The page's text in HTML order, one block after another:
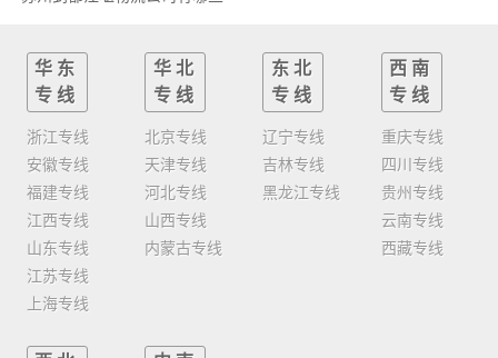
华东
专线
浙江专线
安徽专线
福建专线
江西专线
山东专线
江苏专线
上海专线
华北
专线
北京专线
天津专线
河北专线
山西专线
内蒙古专线
东北
专线
辽宁专线
吉林专线
黑龙江专线
西南
专线
重庆专线
四川专线
贵州专线
云南专线
西藏专线